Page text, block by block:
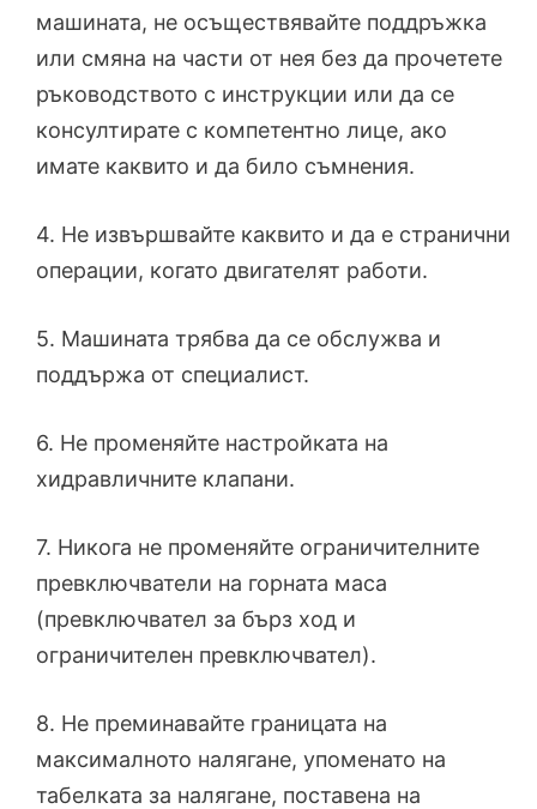
машината, не осъществявайте поддръжка
или смяна на части от нея без да прочетете
ръководството с инструкции или да се
консултирате с компетентно лице, ако
имате каквито и да било съмнения.
4. Не извършвайте каквито и да е странични
операции, когато двигателят работи.
5. Машината трябва да се обслужва и
поддържа от специалист.
6. Не променяйте настройката на
хидравличните клапани.
7. Никога не променяйте ограничителните
превключватели на горната маса
(превключвател за бърз ход и
ограничителен превключвател).
8. Не преминавайте границата на
максималното налягане, упоменато на
табелката за налягане, поставена на